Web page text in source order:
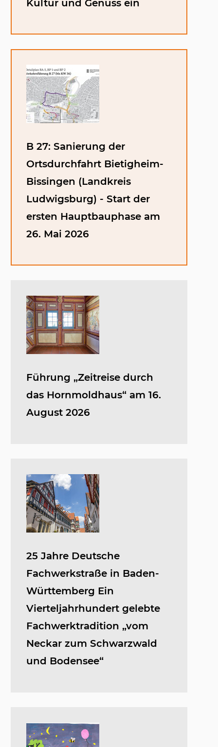
Kultur und Genuss ein
B 27: Sanierung der
Ortsdurchfahrt Bietigheim-
Bissingen (Landkreis
Ludwigsburg) - Start der
ersten Hauptbauphase am
26. Mai 2026
Führung „Zeitreise durch
das Hornmoldhaus“ am 16.
August 2026
25 Jahre Deutsche
Fachwerkstraße in Baden-
Württemberg Ein
Vierteljahrhundert gelebte
Fachwerktradition „vom
Neckar zum Schwarzwald
und Bodensee“